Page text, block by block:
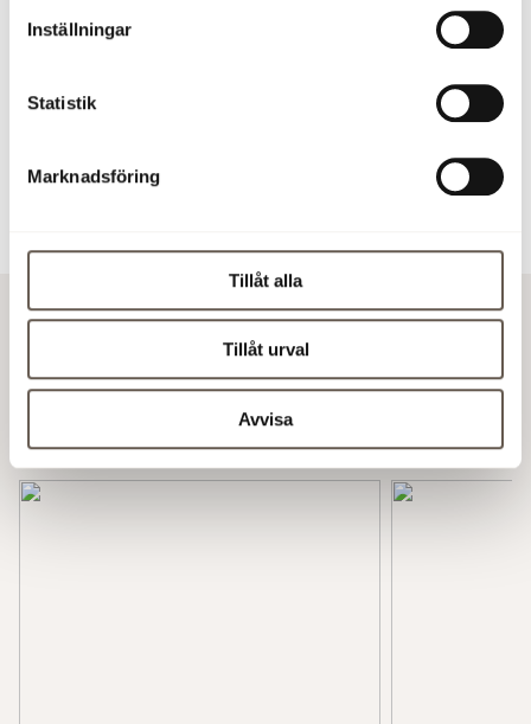
Inställningar
Statistik
Marknadsföring
Tillåt alla
Tillåt urval
Avvisa
Utvalda lokaler Stockholms innerstad
Lediga lokaler Stockholms innerstad